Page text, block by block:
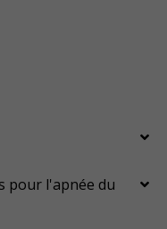
pour l'apnée du